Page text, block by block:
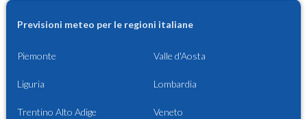
Previsioni meteo per le regioni italiane
Piemonte Valle d'Aosta
Liguria Lombardia
Trentino Alto Adige Veneto